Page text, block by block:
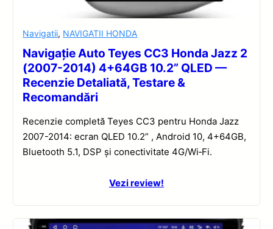
Navigatii, NAVIGATII HONDA
Navigație Auto Teyes CC3 Honda Jazz 2
(2007-2014) 4+64GB 10.2” QLED —
Recenzie Detaliată, Testare &
Recomandări
Recenzie completă Teyes CC3 pentru Honda Jazz
2007-2014: ecran QLED 10.2” , Android 10, 4+64GB,
Bluetooth 5.1, DSP și conectivitate 4G/Wi‑Fi.
Vezi review!